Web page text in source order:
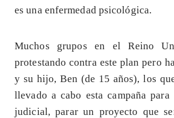
es una enfermedad psicológica.
Muchos grupos en el Reino
protestando contra este plan pero
y su hijo, Ben (de 15 años), los
llevado a cabo esta campaña
judicial, parar un proyecto que